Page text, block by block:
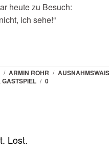
heute zu Besuch:
ich sehe!“
/ ARMIN ROHR /
,GASTSPIEL / 0
Lost.